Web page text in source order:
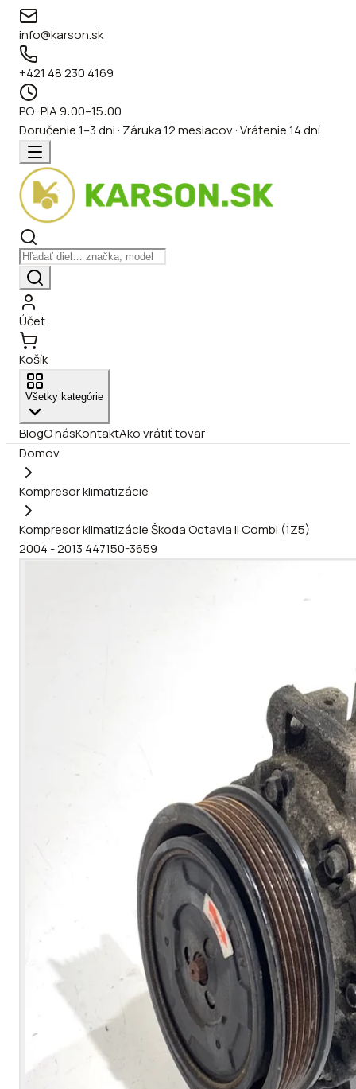
info@karson.sk
+421 48 230 4169
PO–PIA 9:00–15:00
Doručenie 1–3 dni · Záruka 12 mesiacov · Vrátenie 14 dní
Účet
Košík
Všetky kategórie
BlogO násKontaktAko vrátiť tovar
Domov
Kompresor klimatizácie
Kompresor klimatizácie Škoda Octavia II Combi (1Z5)
2004 - 2013 447150-3659